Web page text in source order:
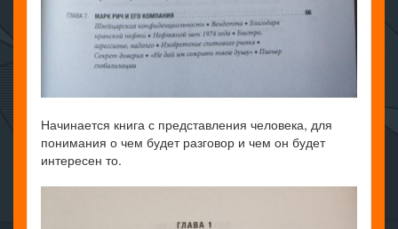
Начинается книга с представления человека, для
понимания о чем будет разговор и чем он будет
интересен то.